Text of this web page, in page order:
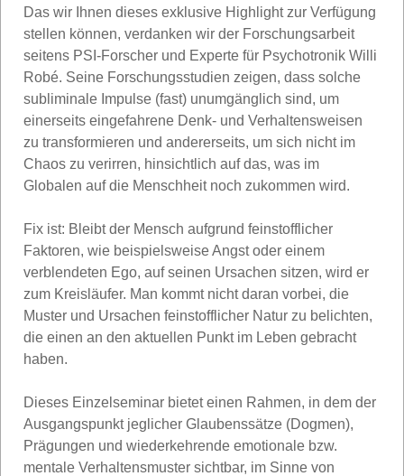
Das wir Ihnen dieses exklusive Highlight zur Verfügung
stellen können, verdanken wir der Forschungsarbeit
seitens PSI-Forscher und Experte für Psychotronik Willi
Robé. Seine Forschungsstudien zeigen, dass solche
subliminale Impulse (fast) unumgänglich sind, um
einerseits eingefahrene Denk- und Verhaltensweisen
zu transformieren und andererseits, um sich nicht im
Chaos zu verirren, hinsichtlich auf das, was im
Globalen auf die Menschheit noch zukommen wird.
Fix ist: Bleibt der Mensch aufgrund feinstofflicher
Faktoren, wie beispielsweise Angst oder einem
verblendeten Ego, auf seinen Ursachen sitzen, wird er
zum Kreisläufer. Man kommt nicht daran vorbei, die
Muster und Ursachen feinstofflicher Natur zu belichten,
die einen an den aktuellen Punkt im Leben gebracht
haben.
Dieses Einzelseminar bietet einen Rahmen, in dem der
Ausgangspunkt jeglicher Glaubenssätze (Dogmen),
Prägungen und wiederkehrende emotionale bzw.
mentale Verhaltensmuster sichtbar, im Sinne von